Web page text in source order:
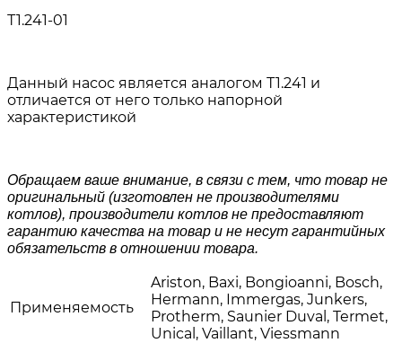
Т1.241-01
Данный насос является аналогом Т1.241 и
отличается от него только напорной
характеристикой
Обращаем ваше внимание, в связи с тем, что товар не
оригинальный (изготовлен не производителями
котлов), производители котлов не предоставляют
гарантию качества на товар и не несут гарантийных
обязательств в отношении товара.
Применяемость
Ariston, Baxi, Bongioanni, Bosch,
Hermann, Immergas, Junkers,
Protherm, Saunier Duval, Termet,
Unical, Vaillant, Viessmann